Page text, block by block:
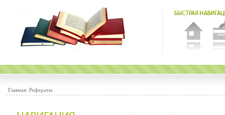
Главная: Рефераты